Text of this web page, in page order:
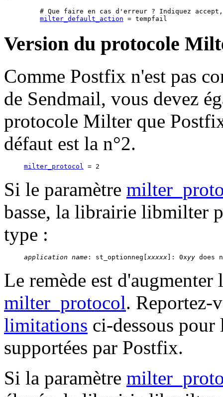
# Que faire en cas d'erreur ? Indiquez
milter_default_action
Version du protocole
Comme Postfix n'est pas
de Sendmail, vous devez
protocole Milter que
défaut est la n°2.
milter_protocol
Si le paramètre
basse, la librairie libmilter
type :
application name : st_optionneg[ xxxxx ]: 0xyy does
Le remède est
milter_protocol. Reportez-
limitations ci-dessous
supportées par Postfix.
Si la paramètre